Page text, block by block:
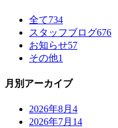
全て734
スタッフブログ676
お知らせ57
その他1
月別アーカイブ
2026年8月 4
2026年7月 14